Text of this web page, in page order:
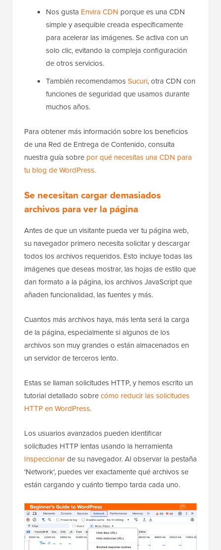
Nos gusta Envira CDN porque es una CDN
simple y asequible creada específicamente
para acelerar las imágenes. Se activa con un
solo clic, evitando la compleja configuración
de otros servicios.
También recomendamosSucuri, otra CDN con
funciones de seguridad que usamos durante
muchos años.
Para obtener más información sobre los beneficios
de una Red de Entrega de Contenido, consulta
nuestra guía sobre por qué necesitas una CDN para
tu blog de WordPress.
Se necesitan cargar demasiados
archivos para ver la página
Antes de que un visitante pueda ver tu página web,
su navegador primero necesita solicitar y descargar
todos los archivos requeridos. Esto incluye todas las
imágenes que deseas mostrar, las hojas de estilo que
dan formato a la página, los archivos JavaScript que
añaden funcionalidad, las fuentes y más.
Cuantos más archivos haya, más lenta será la carga
de la página, especialmente si algunos de los
archivos son muy grandes o están almacenados en
un servidor de terceros lento.
Estas se llaman solicitudes HTTP, y hemos escrito un
tutorial detallado sobrecómo reducir las solicitudes
HTTP en WordPress.
Los usuarios avanzados pueden identificar
solicitudes HTTP lentas usando la herramienta
Inspeccionarde su navegador. Al observar la pestaña
'Network', puedes ver exactamente qué archivos se
están cargando y cuánto tiempo tarda cada uno.